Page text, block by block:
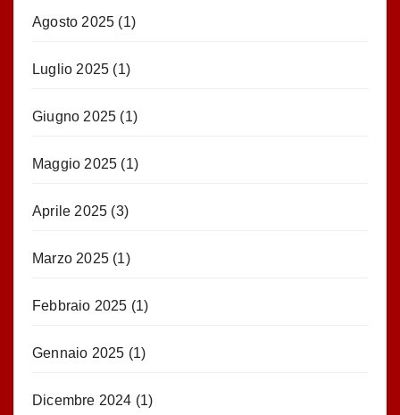
Agosto 2025 (1)
Luglio 2025 (1)
Giugno 2025 (1)
Maggio 2025 (1)
Aprile 2025 (3)
Marzo 2025 (1)
Febbraio 2025 (1)
Gennaio 2025 (1)
Dicembre 2024 (1)